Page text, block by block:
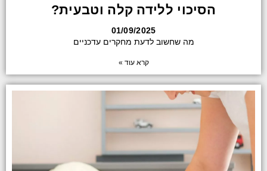
הסיכוי ללידה קלה וטבעית?
01/09/2025
מה שחשוב לדעת מחקרים עדכניים
קרא עוד »